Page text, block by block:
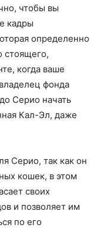
чтобы вы
кадры
определенно
стоящего,
когда ваше
фонда
Серио начать
Кал-Эл, даже
Серио, так как он
кошек, в этом
своих
и позволяет им
по его